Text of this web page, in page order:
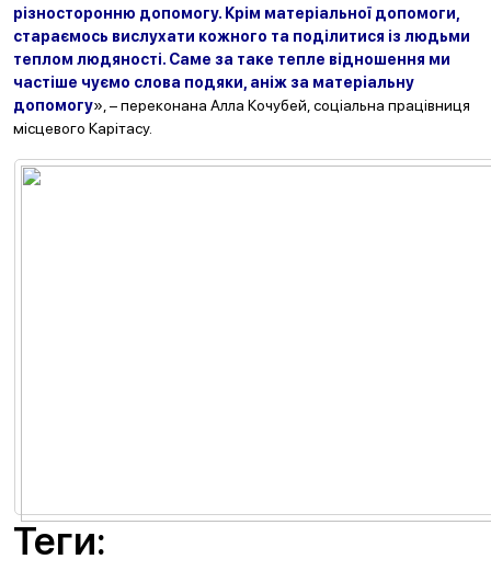
різносторонню допомогу. Крім матеріальної допомоги,
стараємось вислухати кожного та поділитися із людьми
теплом людяності. Саме за таке тепле відношення ми
частіше чуємо слова подяки, аніж за матеріальну
допомогу», – переконана Алла Кочубей, соціальна працівниця
місцевого Карітасу.
Теги: